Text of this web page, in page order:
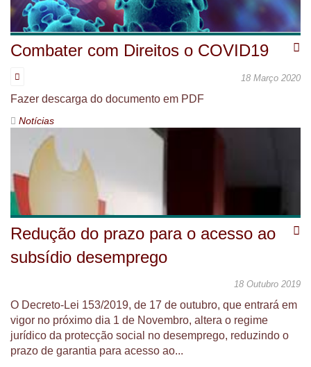
Combater com Direitos o COVID19
18 Março 2020
Fazer descarga do documento em PDF
Notícias
Redução do prazo para o acesso ao
subsídio desemprego
18 Outubro 2019
O Decreto-Lei 153/2019, de 17 de outubro, que entrará em
vigor no próximo dia 1 de Novembro, altera o regime
jurídico da protecção social no desemprego, reduzindo o
prazo de garantia para acesso ao...